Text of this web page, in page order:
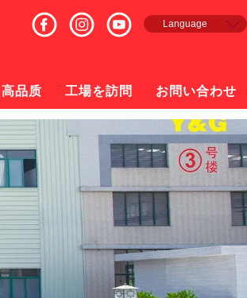
Language
русский
日本語
한국의
高品质 工場を訪問 お問い合わせ